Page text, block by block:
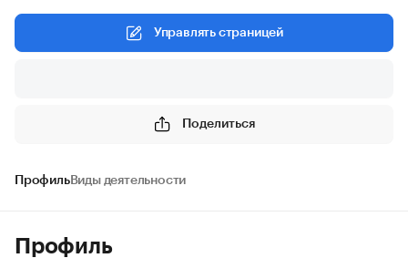
Управлять страницей
Поделиться
ПрофильВиды деятельности
Профиль